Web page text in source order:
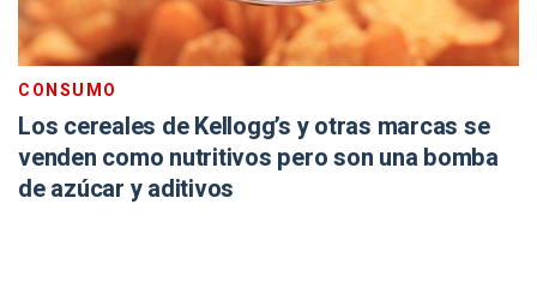
CONSUMO
Los cereales de Kellogg’s y otras marcas se
venden como nutritivos pero son una bomba
de azúcar y aditivos